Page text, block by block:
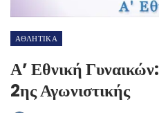
ΑΘΛΗΤΙΚΑ
Α’ Εθνική
2ης Αγωνιστικής